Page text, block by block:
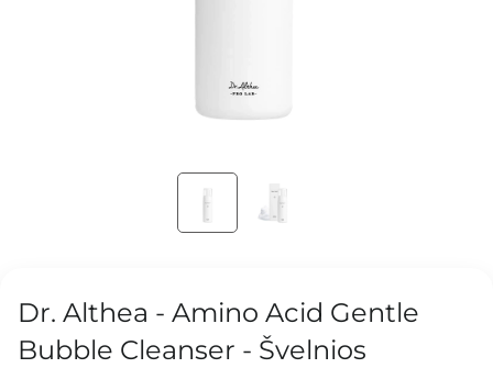
Dr. Althea - Amino Acid Gentle
Bubble Cleanser - Švelnios